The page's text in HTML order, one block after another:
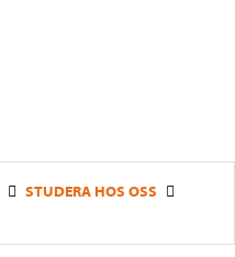
STUDERA HOS OSS